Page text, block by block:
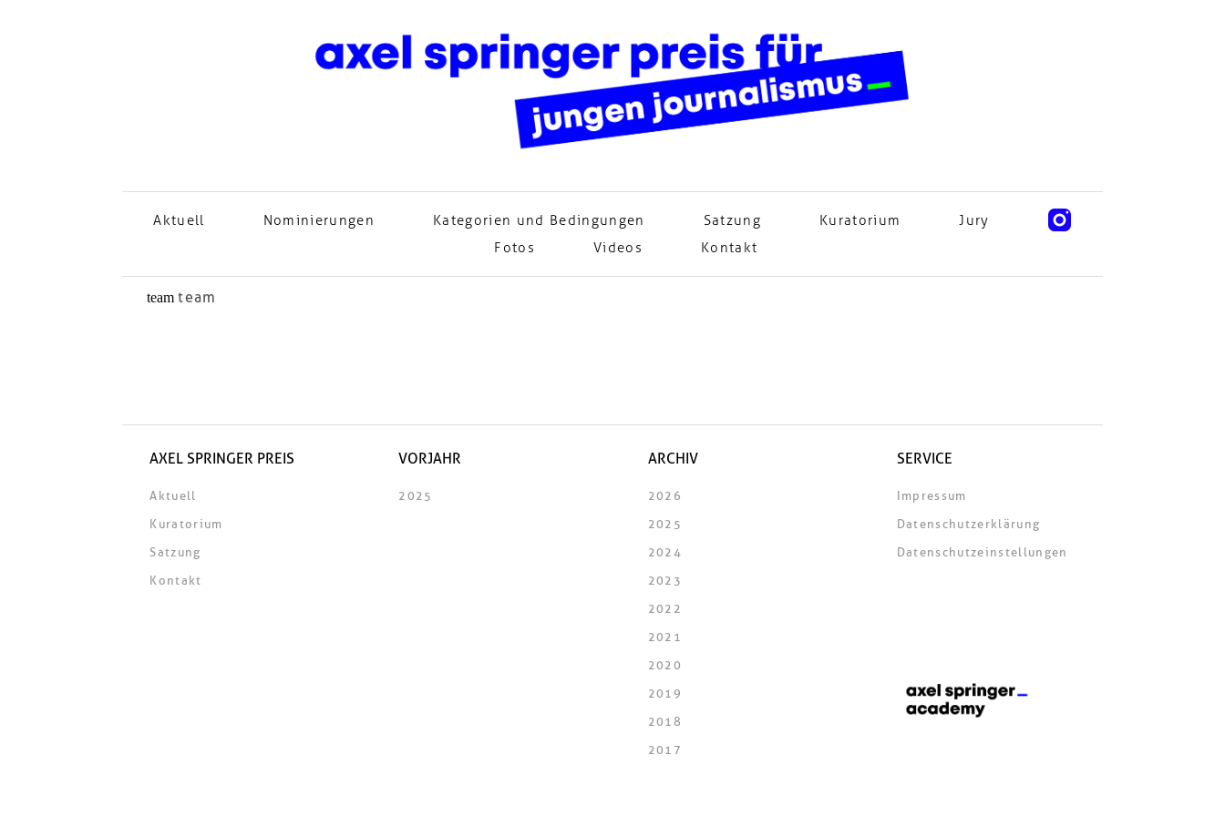
Aktuell Nominierungen Kategorien und Bedingungen Satzung Kuratorium
Jury
Fotos
Videos Kontakt
teamteam
AXEL SPRINGER PREIS
Aktuell
Kuratorium
Satzung
Kontakt
VORJAHR
2025
ARCHIV
2026
2025
2024
2023
2022
2021
2020
2019
2018
2017
SERVICE
Impressum
Datenschutzerklärung
Datenschutzeinstellungen